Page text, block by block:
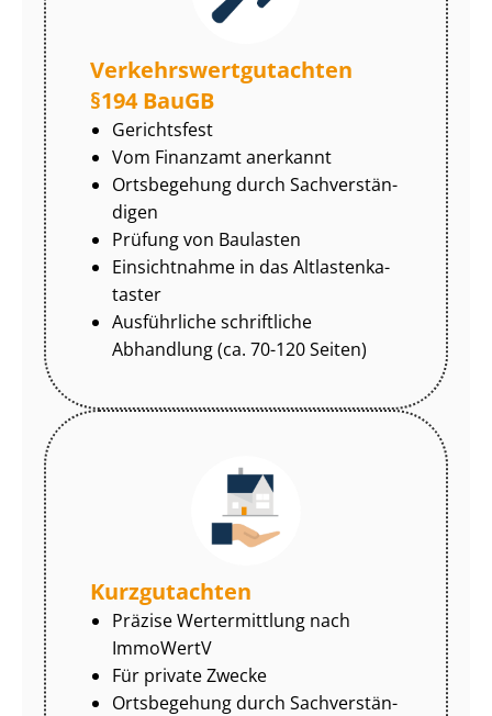
Ver­kehrs­wert­gut­ach­ten
§194 BauGB
Gerichtsfest
Vom Finanzamt anerkannt
Ortsbegehung durch Sach­ver­stän­
di­gen
Prüfung von Baulasten
Einsichtnahme in das Alt­las­ten­ka­
tas­ter
Ausführliche schriftliche
Abhandlung (ca. 70-120 Seiten)
Kurzgutachten
Präzise Wertermittlung nach
ImmoWertV
Für private Zwecke
Ortsbegehung durch Sach­ver­stän­